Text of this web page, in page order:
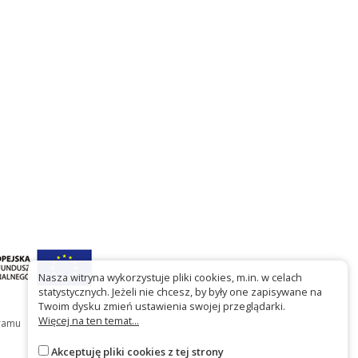
Nasza witryna wykorzystuje pliki cookies, m.in. w celach
statystycznych. Jeżeli nie chcesz, by były one zapisywane na
Twoim dysku zmień ustawienia swojej przeglądarki.
Więcej na ten temat...
Akceptuję pliki cookies z tej strony